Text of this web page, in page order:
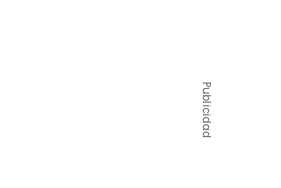
Publicidad